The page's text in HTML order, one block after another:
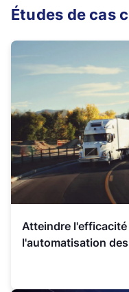
Études de cas
Atteindre
l'automatisation